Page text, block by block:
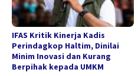
IFAS Kritik Kinerja Kadis
Perindagkop Haltim, Dinilai
Minim Inovasi dan Kurang
Berpihak kepada UMKM